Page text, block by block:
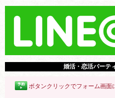
婚活・恋活パーテ
ボタンクリックでフォーム画面